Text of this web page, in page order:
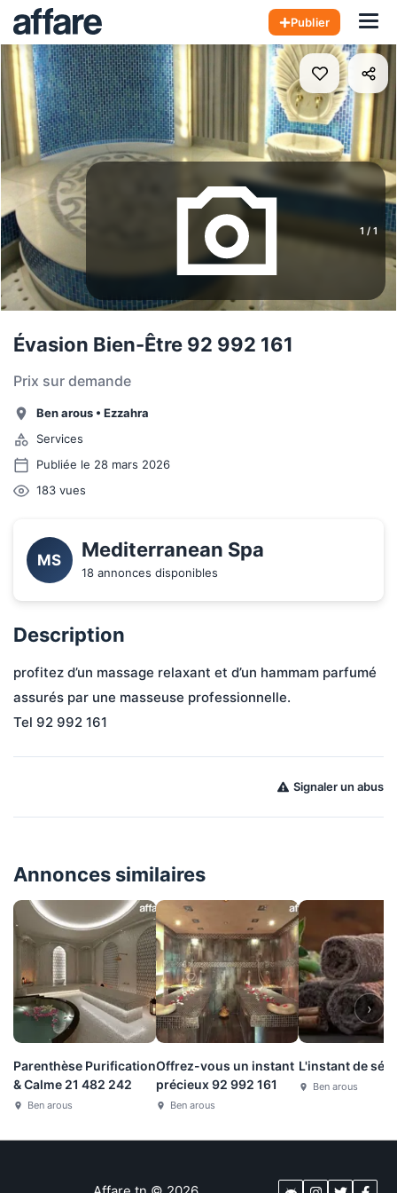
Publier
1 / 1
Évasion Bien-Être 92 992 161
Prix sur demande
Ben arous • Ezzahra
Services
Publiée le 28 mars 2026
183 vues
MS Mediterranean Spa
18 annonces disponibles
Description
profitez d’un massage relaxant et d’un hammam parfumé
assurés par une masseuse professionnelle.
Tel 92 992 161
Signaler un abus
Annonces similaires
Parenthèse Purification
& Calme 21 482 242
Ben arous
Offrez-vous un instant
précieux 92 992 161
Ben arous
L'instant de
Ben arous
›